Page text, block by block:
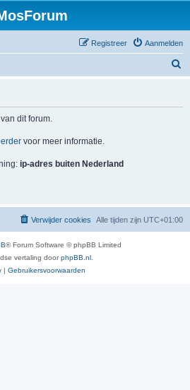
Aanmelden
Registreer
dit forum.
voor meer informatie.
ip-adres buiten Nederland
Alle tijden zijn UTC+01:00
Verwijder cookies
® Forum Software © phpBB Limited
vertaling doorphpBB.nl
| Gebruikersvoorwaarden